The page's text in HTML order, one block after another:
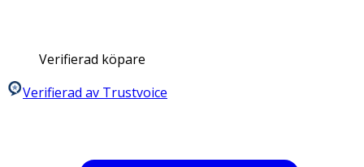
Verifierad köpare
Verifierad av Trustvoice